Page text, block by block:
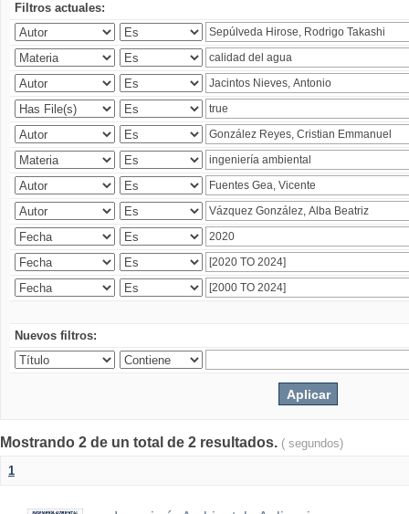
Filtros actuales:
Nuevos filtros:
Mostrando 2 de un total de 2 resultados. ( segundos)
1